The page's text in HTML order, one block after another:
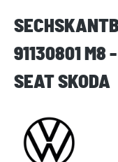
91130801 M8
SEAT SKODA